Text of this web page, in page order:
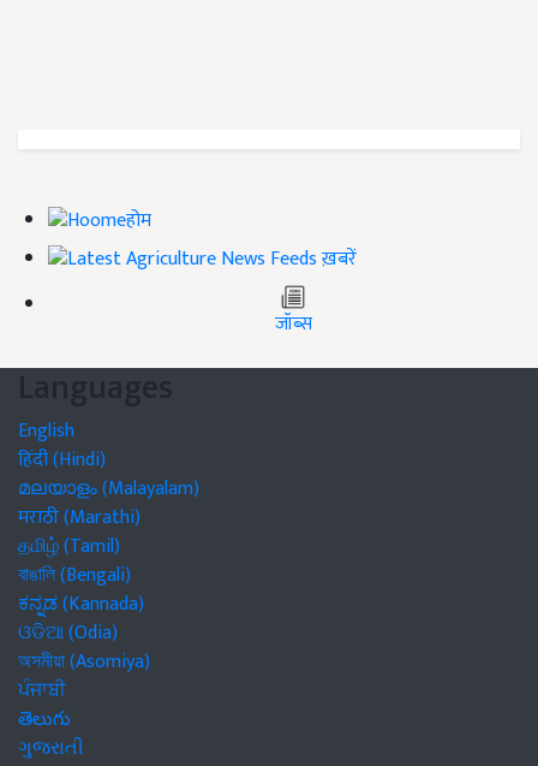
होम
ख़बरें
जॉब्स
Languages
English
हिंदी (Hindi)
മലയാളം (Malayalam)
मराठी (Marathi)
தமிழ் (Tamil)
বাঙালি (Bengali)
ಕನ್ನಡ (Kannada)
ଓଡିଆ (Odia)
অসমীয়া (Asomiya)
ਪੰਜਾਬੀ
తెలుగు
ગુજરાતી